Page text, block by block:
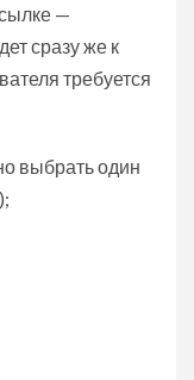
—
сразу же к
требуется
выбрать один